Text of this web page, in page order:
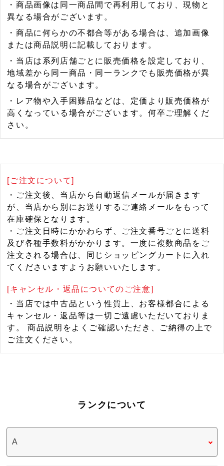
・商品画像は同一商品間で再利用しており、現物と
異なる場合がございます。
・商品に何らかの不都合等がある場合は、追加画像
または商品説明に記載しております。
・当店は系列店舗ごとに販売価格を設定しており、
地域差から同一商品・同一ランクでも販売価格が異
なる場合がございます。
・レア物や入手困難品などは、定価より販売価格が
高くなっている場合がございます。何卒ご理解くだ
さい。
[ご注文について]
・ご注文後、当店から自動返信メールが届きます
が、当店から別にお送りするご連絡メールをもって
在庫確保となります。
・ご注文日時にかかわらず、ご注文番号ごとに送料
及び各種手数料がかかります。一度に複数商品をご
注文される場合は、同じショッピングカートに入れ
てくださいますようお願いいたします。
[キャンセル・返品についてのご注意]
・当店では中古品という性質上、お客様都合による
キャンセル・返品等は一切ご遠慮いただいておりま
す。 商品説明をよくご確認いただき、ご納得の上で
ご注文ください。
ランクについて